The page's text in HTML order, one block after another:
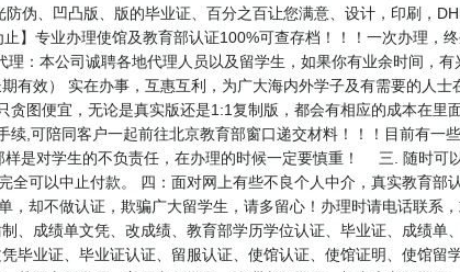
伪、凹凸版、版的毕业证、百分之百让您满意、设计，印刷，
】专业办理使馆及教育部认证100%可查存档！！！一次办理，
本公司诚聘各地代理人员以及留学生，如果你有业余时间，有
效） 实在办事，互惠互利，为广大海内外学子及有需要的人士
便宜，无论是真实版还是1:1复制版，都会有相应的成本在里
陪同客户一起前往北京教育部窗口递交材料！！！目前有一
是对学生的不负责任，在办理的时候一定要慎重！ 三. 随时可
可以中止付款。 四：面对网上有些不良个人中介，真实教育部
却不做认证，欺骗广大留学生，请多留心！办理时请电话联系
、成绩单文凭、改成绩、教育部学历学位认证、毕业证、成绩单
毕业证、毕业证认证、留服认证、使馆认证、使馆证明、使馆留